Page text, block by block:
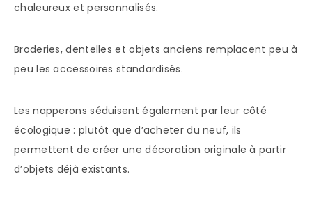
chaleureux et personnalisés.
Broderies, dentelles et objets anciens remplacent peu à
peu les accessoires standardisés.
Les napperons séduisent également par leur côté
écologique : plutôt que d’acheter du neuf, ils
permettent de créer une décoration originale à partir
d’objets déjà existants.